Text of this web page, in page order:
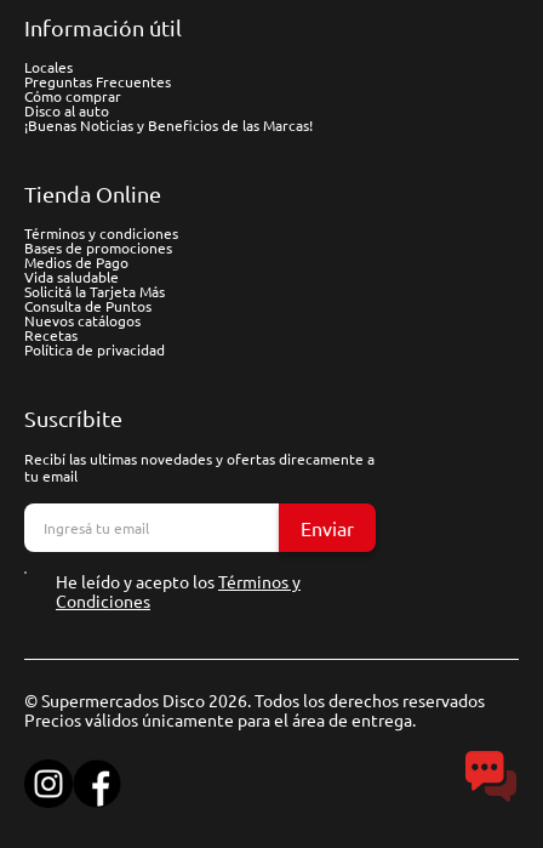
Información útil
Locales
Preguntas Frecuentes
Cómo comprar
Disco al auto
¡Buenas Noticias y Beneficios de las Marcas!
Tienda Online
Términos y condiciones
Bases de promociones
Medios de Pago
Vida saludable
Solicitá la Tarjeta Más
Consulta de Puntos
Nuevos catálogos
Recetas
Política de privacidad
Suscríbite
Recibí las ultimas novedades y ofertas direcamente a
tu email
Enviar
He leído y acepto losTérminos y
Condiciones
© Supermercados Disco 2026. Todos los derechos reservados
Precios válidos únicamente para el área de entrega.